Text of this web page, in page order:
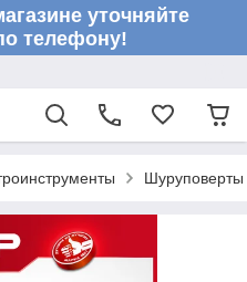
уточняйте
телефону!
Шуруповерты